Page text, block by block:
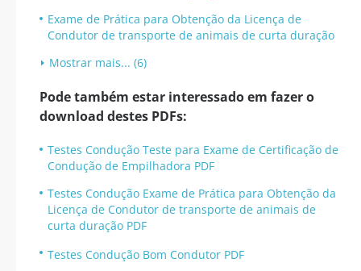
Exame de Prática para Obtenção da Licença de
Condutor de transporte de animais de curta duração
Mostrar mais... (6)
Pode também estar interessado em fazer o
download destes PDFs:
Testes Condução Teste para Exame de Certificação de
Condução de Empilhadora PDF
Testes Condução Exame de Prática para Obtenção da
Licença de Condutor de transporte de animais de
curta duração PDF
Testes Condução Bom Condutor PDF